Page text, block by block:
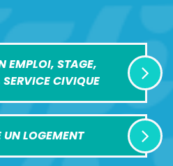
EMPLOI, STAGE,
CIVIQUE
UN LOGEMENT